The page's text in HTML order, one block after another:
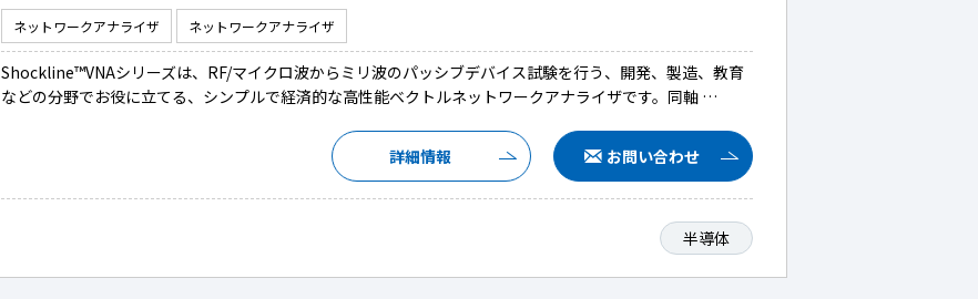
ネットワークアナライザ ネットワークアナライザ
Shockline™VNAシリーズは、RF/マイクロ波からミリ波のパッシブデバイス試験を行う、開発、製造、教育
などの分野でお役に立てる、シンプルで経済的な高性能ベクトルネットワークアナライザです。同軸 …
詳細情報 お問い合わせ
半導体